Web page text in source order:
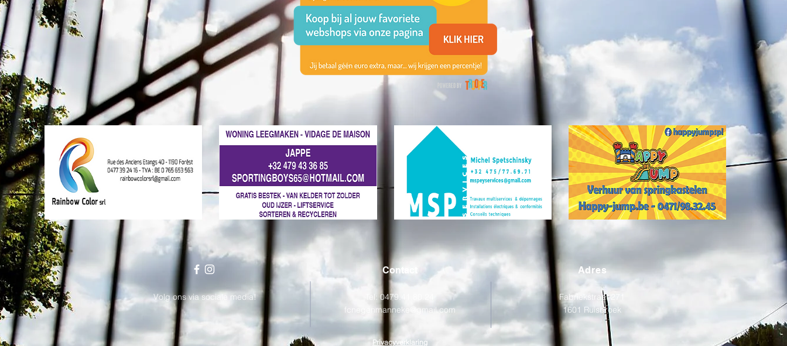
Contact
Volg ons via sociale media!
Tel: 0479.41.80.24
fcnegenmanneke@gmail.com
Adres
Fabriekstraat 271
1601 Ruisbroek
Privacyverklaring